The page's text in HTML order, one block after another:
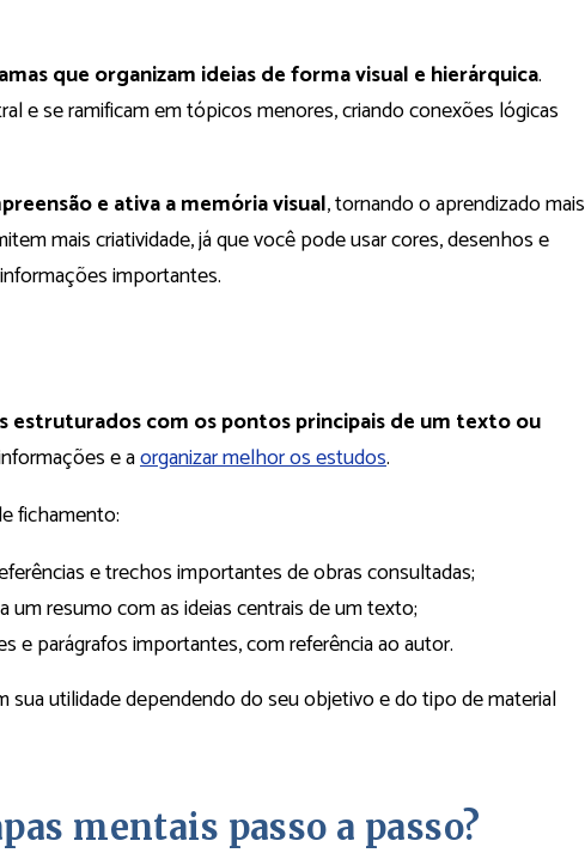
que organizam ideias de forma visual e hierárquica.
e se ramificam em tópicos menores, criando conexões lógicas
e ativa a memória visual, tornando o aprendizado mais
mais criatividade, já que você pode usar cores, desenhos e
importantes.
estruturados com os pontos principais de um texto ou
e aorganizar melhor os estudos.
fichamento:
e trechos importantes de obras consultadas;
um resumo com as ideias centrais de um texto;
e parágrafos importantes, com referência ao autor.
sua utilidade dependendo do seu objetivo e do tipo de material
mentais passo a passo?